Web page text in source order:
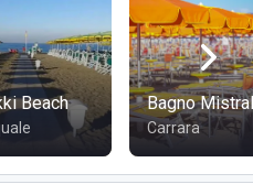
Massa Carrara. La zona,
, ospita diversi camping e
VITTORIO
Beach Bagno Mistral
Carrara